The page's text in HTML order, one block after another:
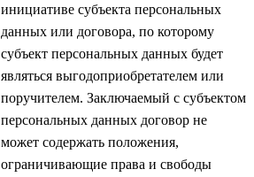
инициативе субъекта персональных
данных или договора, по которому
субъект персональных данных будет
являться выгодоприобретателем или
поручителем. Заключаемый с субъектом
персональных данных договор не
может содержать положения,
ограничивающие права и свободы